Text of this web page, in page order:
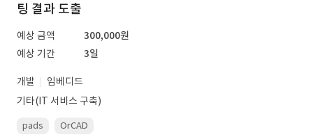
팅 결과 도출
예상 금액
300,000원
예상 기간
3일
개발
임베디드
기타(IT 서비스 구축)
pads OrCAD